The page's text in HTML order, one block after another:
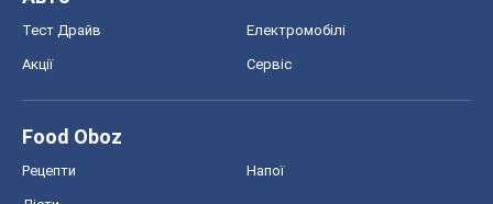
Тест Драйв Електромобілі
Акції Сервіс
Food Oboz
Рецепти Напої